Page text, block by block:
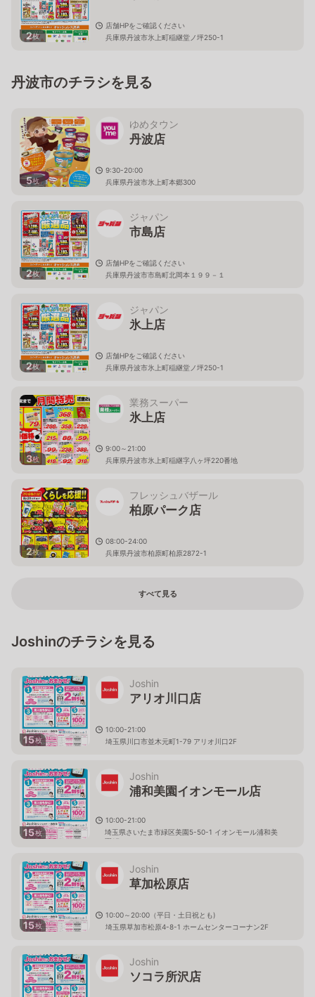
2枚
店舗HPをご確認ください
兵庫県丹波市氷上町稲継堂ノ坪250-1
丹波市のチラシを見る
5枚
ゆめタウン
丹波店
9:30-20:00
兵庫県丹波市氷上町本郷300
2枚
ジャパン
市島店
店舗HPをご確認ください
兵庫県丹波市市島町北岡本１９９－１
2枚
ジャパン
氷上店
店舗HPをご確認ください
兵庫県丹波市氷上町稲継堂ノ坪250-1
3枚
業務スーパー
氷上店
9:00～21:00
兵庫県丹波市氷上町稲継字八ヶ坪220番地
2枚
フレッシュバザール
柏原パーク店
08:00-24:00
兵庫県丹波市柏原町柏原2872-1
すべて見る
Joshinのチラシを見る
15枚
Joshin
アリオ川口店
10:00-21:00
埼玉県川口市並木元町1-79 アリオ川口2F
15枚
Joshin
浦和美園イオンモール店
10:00-21:00
埼玉県さいたま市緑区美園5-50-1 イオンモール浦和美
園1F
15枚
Joshin
草加松原店
10:00～20:00（平日・土日祝とも)
埼玉県草加市松原4-8-1 ホームセンターコーナン2F
Joshin
ソコラ所沢店